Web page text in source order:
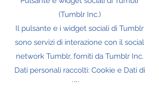
(Tumblr Inc.)
Il pulsante e i widget sociali di Tumblr
sono servizi di interazione con il social
network Tumblr, forniti da Tumblr Inc.
Dati personali raccolti: Cookie e Dati di
utilizzo.